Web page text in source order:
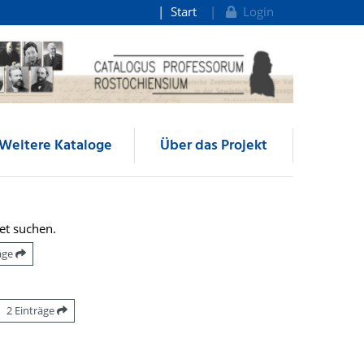
Start Login
Kataloge Über das Projekt
suchen.
2 Einträge